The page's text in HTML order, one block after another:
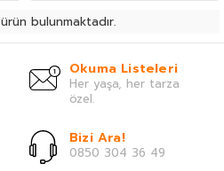
ürün bulunmaktadır.
Okuma Listeleri
Her yaşa, her tarza
özel.
Bizi Ara!
0850 304 36 49